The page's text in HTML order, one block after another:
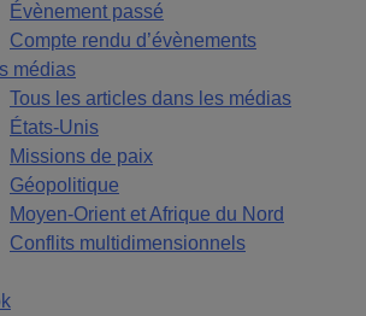
Évènement passé
Compte rendu d’évènements
médias
Tous les articles dans les médias
États-Unis
Missions de paix
Géopolitique
Moyen-Orient et Afrique du Nord
Conflits multidimensionnels